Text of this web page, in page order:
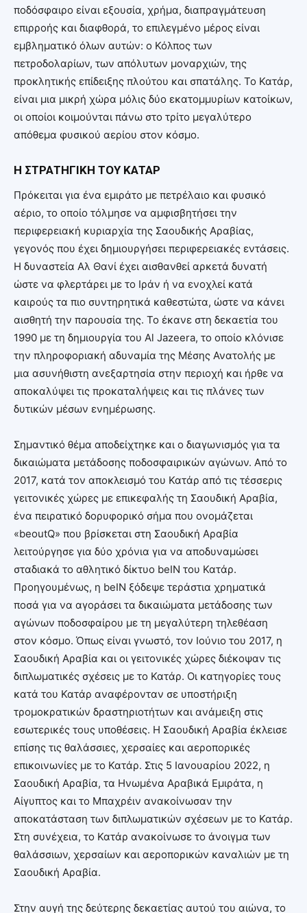
ποδόσφαιρο είναι εξουσία, χρήμα, διαπραγμάτευση
επιρροής και διαφθορά, το επιλεγμένο μέρος είναι
εμβληματικό όλων αυτών: ο Κόλπος των
πετροδολαρίων, των απόλυτων μοναρχιών, της
προκλητικής επίδειξης πλούτου και σπατάλης. Το Κατάρ,
είναι μια μικρή χώρα μόλις δύο εκατομμυρίων κατοίκων,
οι οποίοι κοιμούνται πάνω στο τρίτο μεγαλύτερο
απόθεμα φυσικού αερίου στον κόσμο.
Η ΣΤΡΑΤΗΓΙΚΗ ΤΟΥ ΚΑΤΑΡ
Πρόκειται για ένα εμιράτο με πετρέλαιο και φυσικό
αέριο, το οποίο τόλμησε να αμφισβητήσει την
περιφερειακή κυριαρχία της Σαουδικής Αραβίας,
γεγονός που έχει δημιουργήσει περιφερειακές εντάσεις.
Η δυναστεία Αλ Θανί έχει αισθανθεί αρκετά δυνατή
ώστε να φλερτάρει με το Ιράν ή να ενοχλεί κατά
καιρούς τα πιο συντηρητικά καθεστώτα, ώστε να κάνει
αισθητή την παρουσία της. Το έκανε στη δεκαετία του
1990 με τη δημιουργία του Al Jazeera, το οποίο κλόνισε
την πληροφοριακή αδυναμία της Μέσης Ανατολής με
μια ασυνήθιστη ανεξαρτησία στην περιοχή και ήρθε να
αποκαλύψει τις προκαταλήψεις και τις πλάνες των
δυτικών μέσων ενημέρωσης.
Σημαντικό θέμα αποδείχτηκε και ο διαγωνισμός για τα
δικαιώματα μετάδοσης ποδοσφαιρικών αγώνων. Από το
2017, κατά τον αποκλεισμό του Κατάρ από τις τέσσερις
γειτονικές χώρες με επικεφαλής τη Σαουδική Αραβία,
ένα πειρατικό δορυφορικό σήμα που ονομάζεται
«beoutQ» που βρίσκεται στη Σαουδική Αραβία
λειτούργησε για δύο χρόνια για να αποδυναμώσει
σταδιακά το αθλητικό δίκτυο beIN του Κατάρ.
Προηγουμένως, η beIN ξόδεψε τεράστια χρηματικά
ποσά για να αγοράσει τα δικαιώματα μετάδοσης των
αγώνων ποδοσφαίρου με τη μεγαλύτερη τηλεθέαση
στον κόσμο. Όπως είναι γνωστό, τον Ιούνιο του 2017, η
Σαουδική Αραβία και οι γειτονικές χώρες διέκοψαν τις
διπλωματικές σχέσεις με το Κατάρ. Οι κατηγορίες τους
κατά του Κατάρ αναφέρονταν σε υποστήριξη
τρομοκρατικών δραστηριοτήτων και ανάμειξη στις
εσωτερικές τους υποθέσεις. Η Σαουδική Αραβία έκλεισε
επίσης τις θαλάσσιες, χερσαίες και αεροπορικές
επικοινωνίες με το Κατάρ. Στις 5 Ιανουαρίου 2022, η
Σαουδική Αραβία, τα Ηνωμένα Αραβικά Εμιράτα, η
Αίγυπτος και το Μπαχρέιν ανακοίνωσαν την
αποκατάσταση των διπλωματικών σχέσεων με το Κατάρ.
Στη συνέχεια, το Κατάρ ανακοίνωσε το άνοιγμα των
θαλάσσιων, χερσαίων και αεροπορικών καναλιών με τη
Σαουδική Αραβία.
Στην αυγή της δεύτερης δεκαετίας αυτού του αιώνα, το